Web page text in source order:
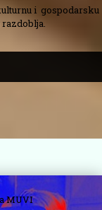
i gospodarsku
MUVI